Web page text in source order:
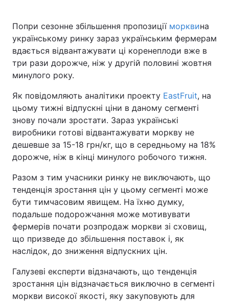
Попри сезонне збільшення пропозиції морквина
українському ринку зараз українським фермерам
вдається відвантажувати ці коренеплоди вже в
три рази дорожче, ніж у другій половині жовтня
минулого року.
Як повідомляють аналітики проекту EastFruit, на
цьому тижні відпускні ціни в даному сегменті
знову почали зростати. Зараз українські
виробники готові відвантажувати моркву не
дешевше за 15-18 грн/кг, що в середньому на 18%
дорожче, ніж в кінці минулого робочого тижня.
Разом з тим учасники ринку не виключають, що
тенденція зростання цін у цьому сегменті може
бути тимчасовим явищем. На їхню думку,
подальше подорожчання може мотивувати
фермерів почати розпродаж моркви зі сховищ,
що призведе до збільшення поставок і, як
наслідок, до зниження відпускних цін.
Галузеві експерти відзначають, що тенденція
зростання цін відзначається виключно в сегменті
моркви високої якості, яку закуповують для